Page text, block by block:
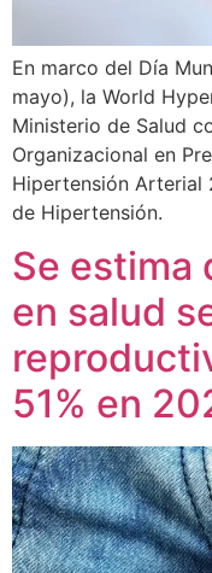
En marco del Día
mayo), la World
Ministerio de Salud
Organizacional en
Hipertensión Arterial
de Hipertensión.
Se estima
en salud
51% en